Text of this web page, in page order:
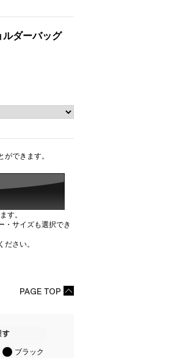
ルダーバッグ
できます。
す。
・サイズも選択でき
さい。
ブラック